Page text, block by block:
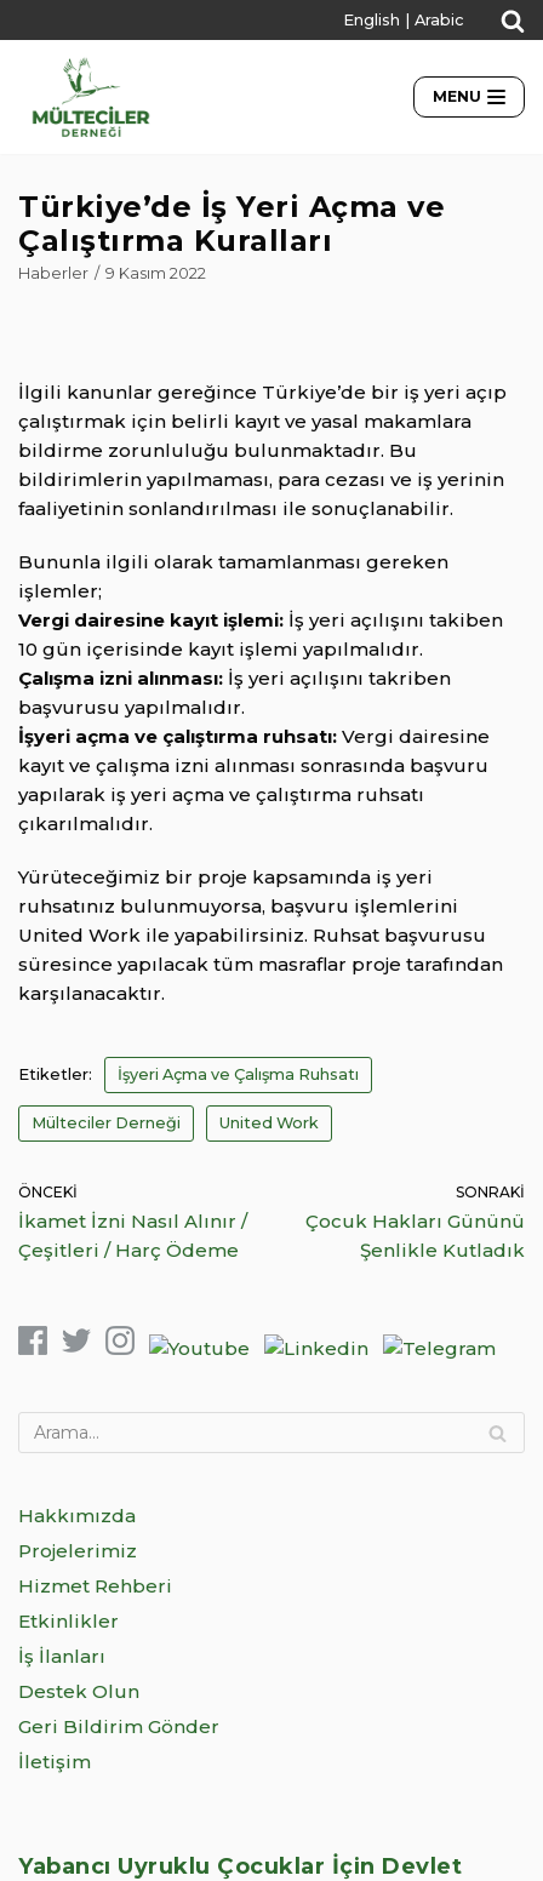
English Arabic
MENU
Türkiye’de İş Yeri Açma ve
Çalıştırma Kuralları
Haberler 9 Kasım 2022
İlgili kanunlar gereğince Türkiye’de bir iş yeri açıp
çalıştırmak için belirli kayıt ve yasal makamlara
bildirme zorunluluğu bulunmaktadır. Bu
bildirimlerin yapılmaması, para cezası ve iş yerinin
faaliyetinin sonlandırılması ile sonuçlanabilir.
Bununla ilgili olarak tamamlanması gereken
işlemler;
Vergi dairesine kayıt işlemi: İş yeri açılışını takiben
10 gün içerisinde kayıt işlemi yapılmalıdır.
Çalışma izni alınması: İş yeri açılışını takriben
başvurusu yapılmalıdır.
İşyeri açma ve çalıştırma ruhsatı: Vergi dairesine
kayıt ve çalışma izni alınması sonrasında başvuru
yapılarak iş yeri açma ve çalıştırma ruhsatı
çıkarılmalıdır.
Yürüteceğimiz bir proje kapsamında iş yeri
ruhsatınız bulunmuyorsa, başvuru işlemlerini
United Work ile yapabilirsiniz. Ruhsat başvurusu
süresince yapılacak tüm masraflar proje tarafından
karşılanacaktır.
Etiketler: İşyeri Açma ve Çalışma Ruhsatı
Mülteciler Derneği United Work
ÖNCEKI
İkamet İzni Nasıl Alınır /
Çeşitleri / Harç Ödeme
SONRAKI
Çocuk Hakları Gününü
Şenlikle Kutladık
Hakkımızda
Projelerimiz
Hizmet Rehberi
Etkinlikler
İş İlanları
Destek Olun
Geri Bildirim Gönder
İletişim
Yabancı Uyruklu Çocuklar İçin Devlet